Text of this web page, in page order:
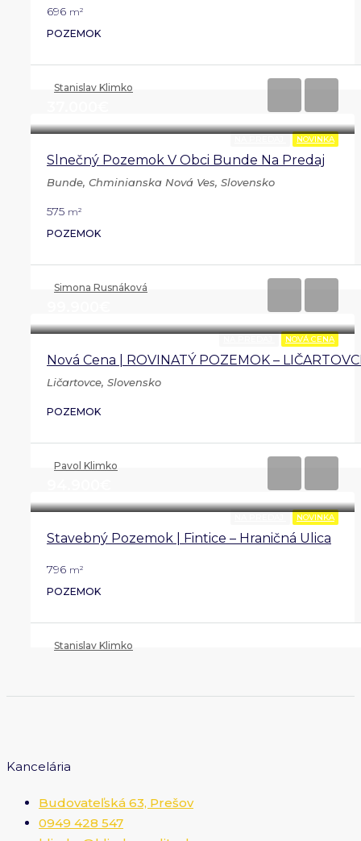
696 m²
POZEMOK
Stanislav Klimko
NOVINKA
Slnečný Pozemok V Obci Bunde Na Predaj
Bunde, Chminianska Nová Ves, Slovensko
575 m²
POZEMOK
Simona Rusnáková
NOVÁ CENA
Nová Cena | ROVINATÝ POZEMOK –
Ličartovce, Slovensko
POZEMOK
Pavol Klimko
NOVINKA
Stavebný Pozemok | Fintice – Hraničná Ulica
796 m²
POZEMOK
Stanislav Klimko
Kancelária
Budovateľská 63, Prešov
0949 428 547